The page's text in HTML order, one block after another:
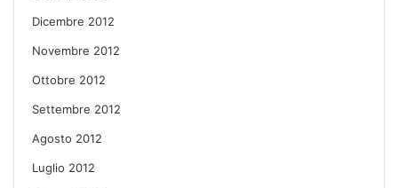
Dicembre 2012
Novembre 2012
Ottobre 2012
Settembre 2012
Agosto 2012
Luglio 2012